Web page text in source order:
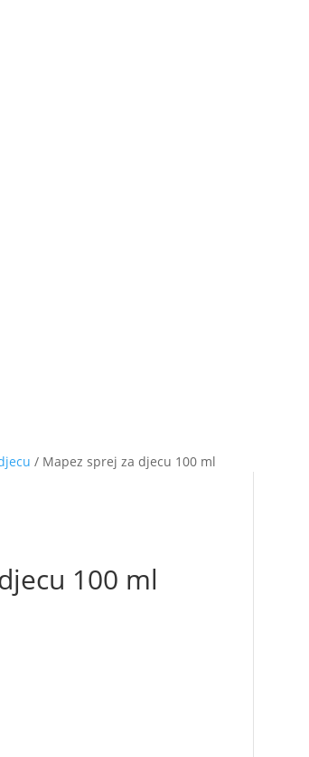
/ Mapez sprej za djecu 100 ml
100 ml